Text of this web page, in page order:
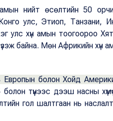
амын нийт өсөлтийн 50
улс, Этиоп, Танзани,
улс хүн амын тоогоороо
байна. Мөн Африкийн хүн
болон Хойд
түүнээс дээш насны
гол шалтгаан нь